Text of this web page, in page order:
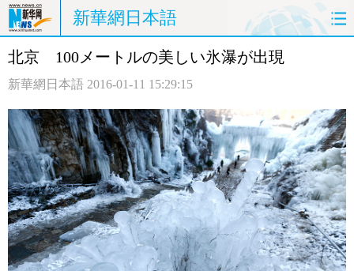
新華網日本語
ホームページ 政治 経済
観光 評論 写真
中日対訳
北京 100メートルの美しい氷瀑が出現
新華網日本語 2016-01-11 15:29:15